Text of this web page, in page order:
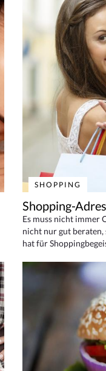
SHOPPING
Shopping-
Es muss nicht immer
nicht nur gut
hat für